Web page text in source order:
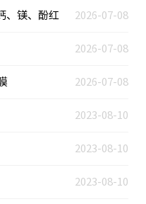
2026-07-08
、镁、酚红
2026-07-08
2026-07-08
2023-08-10
2023-08-10
2023-08-10